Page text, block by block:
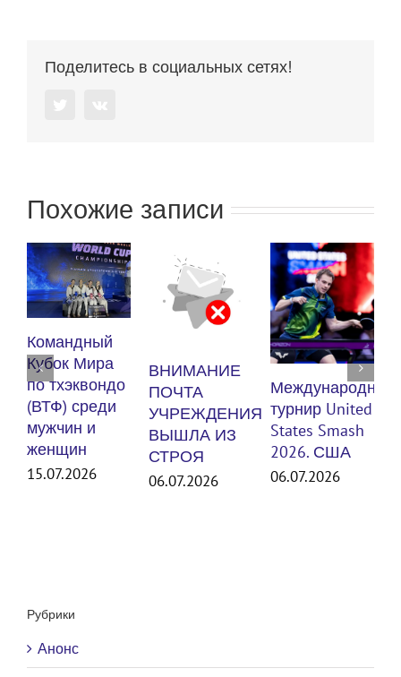
Поделитесь в социальных сетях!
Похожие записи
Командный
Кубок Мира
по тхэквондо
(ВТФ) среди
мужчин и
женщин
15.07.2026
ВНИМАНИЕ
ПОЧТА
УЧРЕЖДЕНИЯ
ВЫШЛА ИЗ
СТРОЯ
06.07.2026
Международный
турнир United
States Smash
2026. США
06.07.2026
Рубрики
Анонс